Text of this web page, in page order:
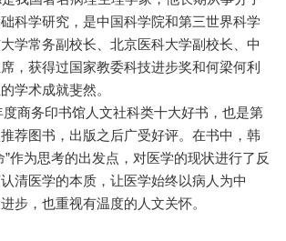
科学研究，是中国科学院和第三世界科学
学常务副校长、北京医科大学副校长、中
，获得过国家教委科技进步奖和何梁何利
学术成就斐然。
度商务印书馆人文社科类十大好书，也是第
荐图书，出版之后广受好评。在书中，韩
”作为思考的出发点，对医学的现状进行了反
清医学的本质，让医学始终以病人为中